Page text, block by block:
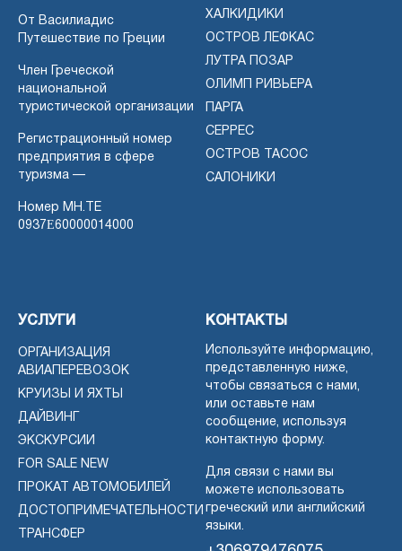
От Василиадис
Путешествие по Греции
Член Греческой
национальной
туристической организации
Регистрационный номер
предприятия в сфере
туризма —
Номер MH.TE
0937Ε60000014000
ХАЛКИДИКИ
ОСТРОВ ЛЕФКАС
ЛУТРА ПОЗАР
ОЛИМП РИВЬЕРА
ПАРГА
СЕРРЕС
ОСТРОВ ТАСОС
САЛОНИКИ
УСЛУГИ
ОРГАНИЗАЦИЯ
АВИАПЕРЕВОЗОК
КРУИЗЫ И ЯХТЫ
ДАЙВИНГ
ЭКСКУРСИИ
FOR SALE NEW
ПРОКАТ АВТОМОБИЛЕЙ
ДОСТОПРИМЕЧАТЕЛЬНОСТИ
ТРАНСФЕР
КОНТАКТЫ
Используйте информацию,
представленную ниже,
чтобы связаться с нами,
или оставьте нам
сообщение, используя
контактную форму.
Для связи с нами вы
можете использовать
греческий или английский
языки.